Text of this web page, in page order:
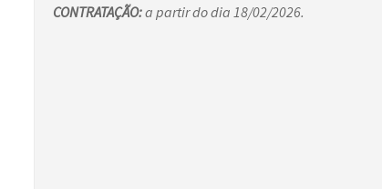
CONTRATAÇÃO:a partir do dia 18/02/2026.